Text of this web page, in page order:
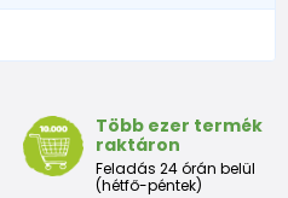
Több ezer termék
raktáron
Feladás 24 órán belül
(hétfő-péntek)